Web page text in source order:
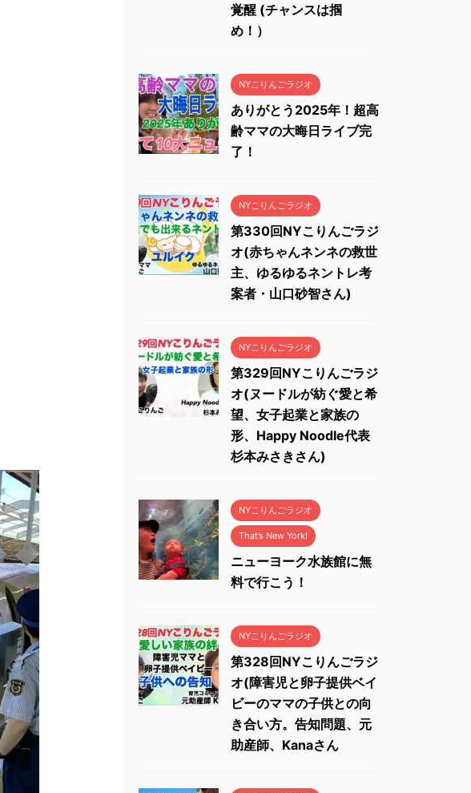
覚醒 (チャンスは掴
め！）
NYこりんごラジオ
ありがとう2025年！超高
齢ママの大晦日ライブ完
了！
NYこりんごラジオ
第330回NYこりんごラジ
オ(赤ちゃんネンネの救世
主、ゆるゆるネントレ考
案者・山口砂智さん)
NYこりんごラジオ
第329回NYこりんごラジ
オ(ヌードルが紡ぐ愛と希
望、女子起業と家族の
形、Happy Noodle代表
杉本みさきさん)
NYこりんごラジオ
That’s New York!
ニューヨーク水族館に無
料で行こう！
NYこりんごラジオ
第328回NYこりんごラジ
オ(障害児と卵子提供ベイ
ビーのママの子供との向
き合い方。告知問題、元
助産師、Kanaさん